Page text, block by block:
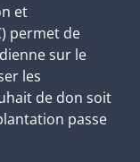
et
permet de
sur le
les
de don soit
passe